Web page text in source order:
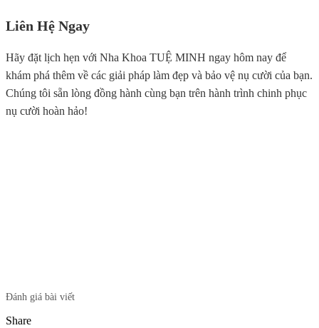
Liên Hệ Ngay
Hãy đặt lịch hẹn với Nha Khoa TUỆ MINH ngay hôm nay để
khám phá thêm về các giải pháp làm đẹp và bảo vệ nụ cười của bạn.
Chúng tôi sẵn lòng đồng hành cùng bạn trên hành trình chinh phục
nụ cười hoàn hảo!
Đánh giá bài viết
Share